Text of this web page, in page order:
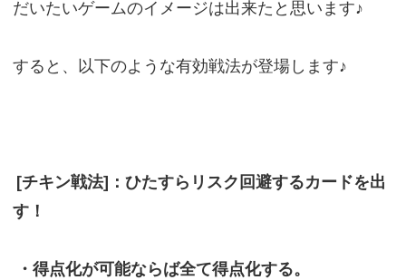
だいたいゲームのイメージは出来たと思います♪
すると、以下のような有効戦法が登場します♪
[チキン戦法]：ひたすらリスク回避するカードを出
す！
・得点化が可能ならば全て得点化する。